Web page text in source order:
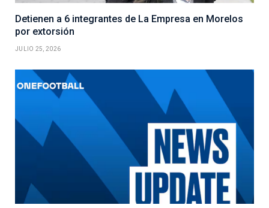
Detienen a 6 integrantes de La Empresa en Morelos
por extorsión
JULIO 25, 2026